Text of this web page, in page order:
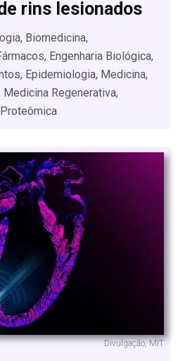
rins lesionados
Biomedicina,
Engenharia Biológica,
Epidemiologia, Medicina,
Regenerativa,
Divulgação, MIT